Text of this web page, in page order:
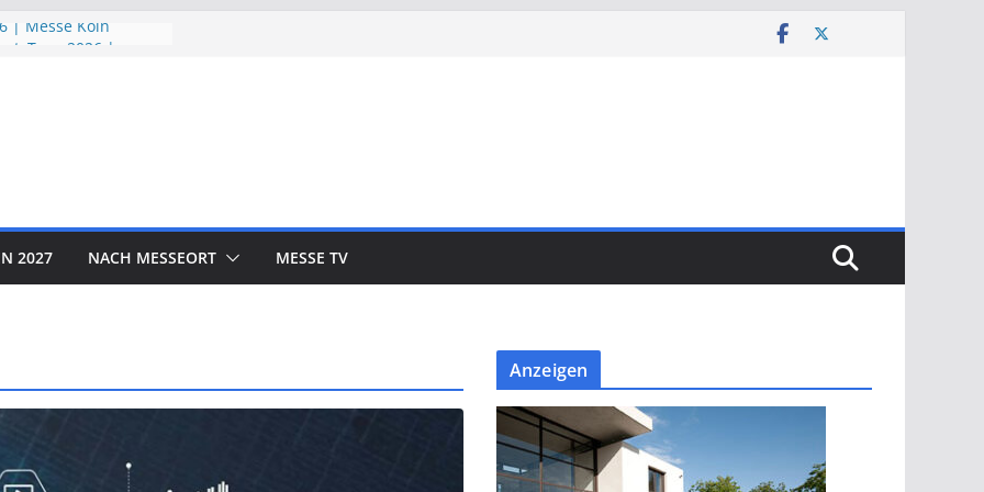
| Messe Köln
| Messe München
EXPO 2026 | Messe
SHOW 2026 | Messe
2027 NACH MESSEORT MESSE TV
Anzeigen